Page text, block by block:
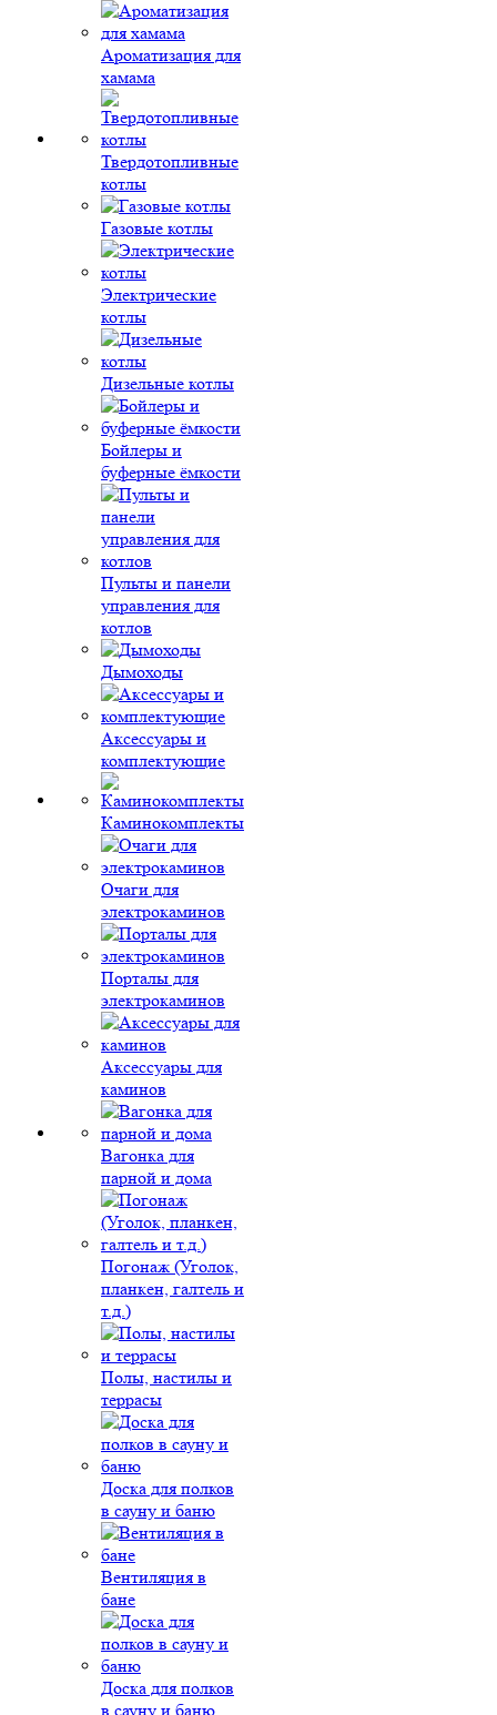
Ароматизация для
хамама
Твердотопливные
котлы
Газовые котлы
Электрические
котлы
Дизельные котлы
Бойлеры и
буферные ёмкости
Пульты и панели
управления для
котлов
Дымоходы
Аксессуары и
комплектующие
Каминокомплекты
Очаги для
электрокаминов
Порталы для
электрокаминов
Аксессуары для
каминов
Вагонка для
парной и дома
Погонаж (Уголок,
планкен, галтель и
т.д.)
Полы, настилы и
террасы
Доска для полков
в сауну и баню
Вентиляция в
бане
Доска для полков
в сауну и баню